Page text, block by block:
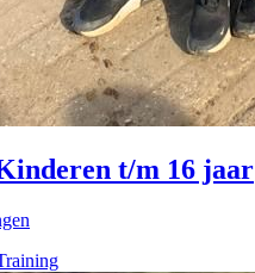
t/m 16 jaar